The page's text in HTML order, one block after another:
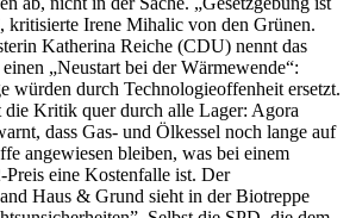
kritisierte Irene Mihalic von den Grünen.
Katherina Reiche (CDU) nennt das
„Neustart bei der Wärmewende“:
würden durch Technologieoffenheit ersetzt.
die Kritik quer durch alle Lager: Agora
dass Gas- und Ölkessel noch lange auf
angewiesen bleiben, was bei einem
Preis eine Kostenfalle ist. Der
Haus & Grund sieht in der Biotreppe